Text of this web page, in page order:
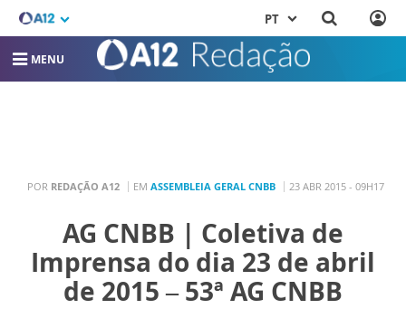
PT
MENU
POR REDAÇÃO A12 EM ASSEMBLEIA GERAL CNBB 23 ABR 2015 - 09H17
AG CNBB | Coletiva de
Imprensa do dia 23 de abril
de 2015 – 53ª AG CNBB